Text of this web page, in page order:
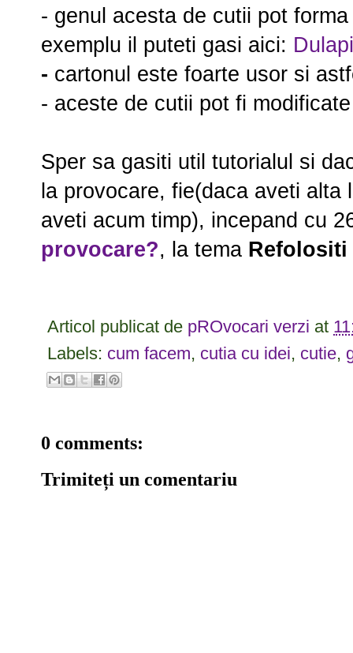
- genul acesta de cutii pot
exemplu il puteti gasi aici:
- cartonul este foarte usor si
- aceste de cutii pot fi
Sper sa gasiti util tutorialul si
la provocare, fie(daca aveti
aveti acum timp), incepand cu
provocare?, la tema
Articol publicat de pROvocari verzi at
Labels: cum facem, cutia cu idei, cutie,
0 comments:
Trimiteți un comentariu